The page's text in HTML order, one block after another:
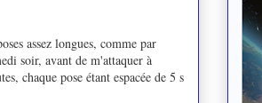
assez longues, comme par
soir, avant de m'attaquer à
chaque pose étant espacée de 5 s